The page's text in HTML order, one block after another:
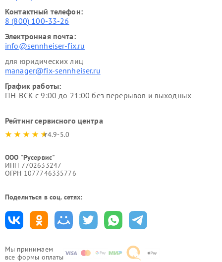
Мы принимаем
все формы оплаты
Контактный телефон:
8 (800) 100-33-26
Электронная почта:
info@sennheiser-fix.ru
для юридических лиц
manager@fix-sennheiser.ru
График работы:
ПН-ВСК с 9:00 до 21:00 без перерывов и выходных
Рейтинг сервисного центра
4.9-5.0
ООО "Русервис"
ИНН 7702633247
ОГРН 1077746335776
Поделиться в соц. сетях: